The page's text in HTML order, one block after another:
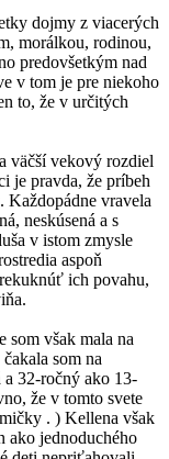
dojmy z viacerých
morálkou, rodinou,
predovšetkým nad
v tom je pre niekoho
to, že v určitých
väčší vekový rozdiel
je pravda, že príbeh
Každopádne vravela
neskúsená a s
v istom zmysle
aspoň
ich povahu,
som však mala na
som na
32-ročný ako 13-
že v tomto svete
. ) Kellena však
ako jednoduchého